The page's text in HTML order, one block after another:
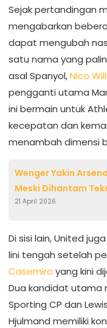
Sejak pertandingan
mengabarkan
dapat mengubah
satu nama yang
asal Spanyol,Nico
pengganti utama
ini bermain untuk
kecepatan dan
menambah dimensi
Wenger Yakin
Meski Dihantam
21 April 2026
Di sisi lain, United
lini tengah setelah
Casemiro yang kini
Dua kandidat utama
Sporting CP dan
Hjulmand memiliki